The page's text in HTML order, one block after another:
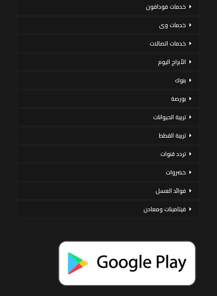
خدمات فودافون
خدمات وى
خدمات اتصالات
الأبراج اليوم
بنوك
بورصة
تربية الحيوانات
تربية القطط
تردد قنوات
خضروات
فوائد العسل
فيتامينات ومعادن